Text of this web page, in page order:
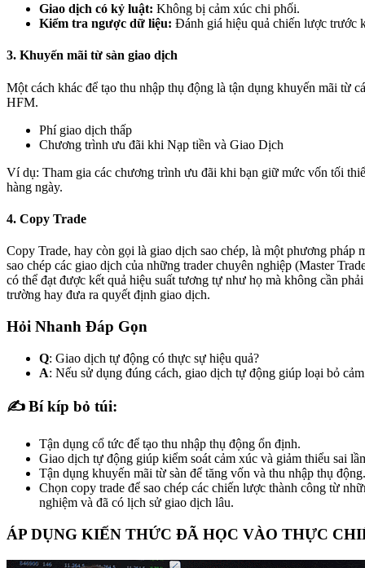
Giao dịch có kỷ luật: Không bị cảm xúc chi phối.
Kiểm tra ngược dữ liệu: Đánh giá hiệu quả chiến lược trước
3. Khuyến mãi từ sàn giao dịch
Một cách khác để tạo thu nhập thụ động là tận dụng khuyến mãi từ
HFM.
Phí giao dịch thấp
Chương trình ưu đãi khi Nạp tiền và Giao Dịch
Ví dụ: Tham gia các chương trình ưu đãi khi bạn giữ mức vốn tối
hàng ngày.
4. Copy Trade
Copy Trade, hay còn gọi là giao dịch sao chép, là một phương pháp
sao chép các giao dịch của những trader chuyên nghiệp (Master
có thể đạt được kết quả hiệu suất tương tự như họ mà không cần
trường hay đưa ra quyết định giao dịch.
Hỏi Nhanh Đáp Gọn
Q: Giao dịch tự động có thực sự hiệu quả?
A: Nếu sử dụng đúng cách, giao dịch tự động giúp loại bỏ
✍️ Bí kíp bỏ túi:
Tận dụng cổ tức để tạo thu nhập thụ động ổn định.
Giao dịch tự động giúp kiểm soát cảm xúc và giảm thiểu sai
Tận dụng khuyến mãi từ sàn để tăng vốn và thu nhập thụ động.
Chọn copy trade để sao chép các chiến lược thành công từ
nghiệm và đã có lịch sử giao dịch lâu.
ÁP DỤNG KIẾN THỨC ĐÃ HỌC VÀO THỰC